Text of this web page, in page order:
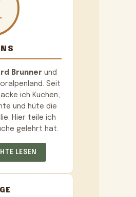
Brunnerund
Seit
ich Kuchen,
und hüte die
Hier teile ich
gelehrt hat.
LESEN